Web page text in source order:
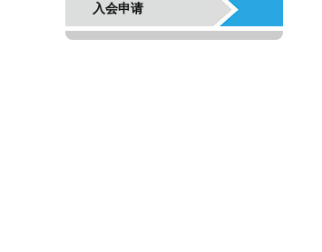
入会申请